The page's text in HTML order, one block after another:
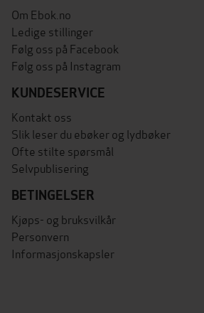
Om Ebok.no
Ledige stillinger
Følg oss på Facebook
Følg oss på Instagram
KUNDESERVICE
Kontakt oss
Slik leser du ebøker og lydbøker
Ofte stilte spørsmål
Selvpublisering
BETINGELSER
Kjøps- og bruksvilkår
Personvern
Informasjonskapsler